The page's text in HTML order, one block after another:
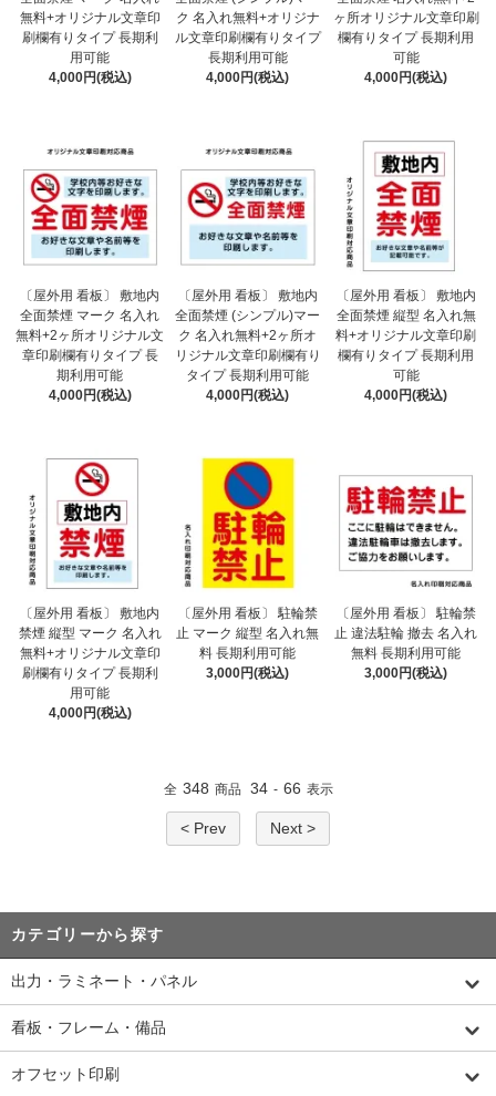
無料+オリジナル文章印
刷欄有りタイプ 長期利
用可能
4,000円(税込)
ク 名入れ無料+オリジナ
ル文章印刷欄有りタイプ
長期利用可能
4,000円(税込)
ヶ所オリジナル文章印刷
欄有りタイプ 長期利用
可能
4,000円(税込)
〔屋外用 看板〕 敷地内
全面禁煙 マーク 名入れ
無料+2ヶ所オリジナル文
章印刷欄有りタイプ 長
期利用可能
4,000円(税込)
〔屋外用 看板〕 敷地内
全面禁煙 (シンプル)マー
ク 名入れ無料+2ヶ所オ
リジナル文章印刷欄有り
タイプ 長期利用可能
4,000円(税込)
〔屋外用 看板〕 敷地内
全面禁煙 縦型 名入れ無
料+オリジナル文章印刷
欄有りタイプ 長期利用
可能
4,000円(税込)
〔屋外用 看板〕 敷地内
禁煙 縦型 マーク 名入れ
無料+オリジナル文章印
刷欄有りタイプ 長期利
用可能
4,000円(税込)
〔屋外用 看板〕 駐輪禁
止 マーク 縦型 名入れ無
料 長期利用可能
3,000円(税込)
〔屋外用 看板〕 駐輪禁
止 違法駐輪 撤去 名入れ
無料 長期利用可能
3,000円(税込)
全 348 商品 34 - 66 表示
< Prev Next >
カテゴリーから探す
出力・ラミネート・パネル
看板・フレーム・備品
オフセット印刷